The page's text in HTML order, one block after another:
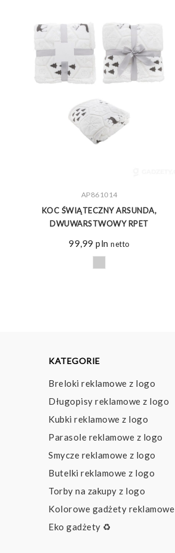
ZOBACZ WIĘCEJ
AP861014
KOC ŚWIĄTECZNY ARSUNDA,
DWUWARSTWOWY RPET
99,99pln netto
KATEGORIE
Breloki reklamowe z logo
Długopisy reklamowe z logo
Kubki reklamowe z logo
Parasole reklamowe z logo
Smycze reklamowe z logo
Butelki reklamowe z logo
Torby na zakupy z logo
Kolorowe gadżety reklamowe
Eko gadżety ♻️